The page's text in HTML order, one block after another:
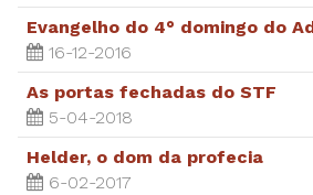
Evangelho do 4° domingo do
16-12-2016
As portas fechadas do STF
5-04-2018
Helder, o dom da profecia
6-02-2017